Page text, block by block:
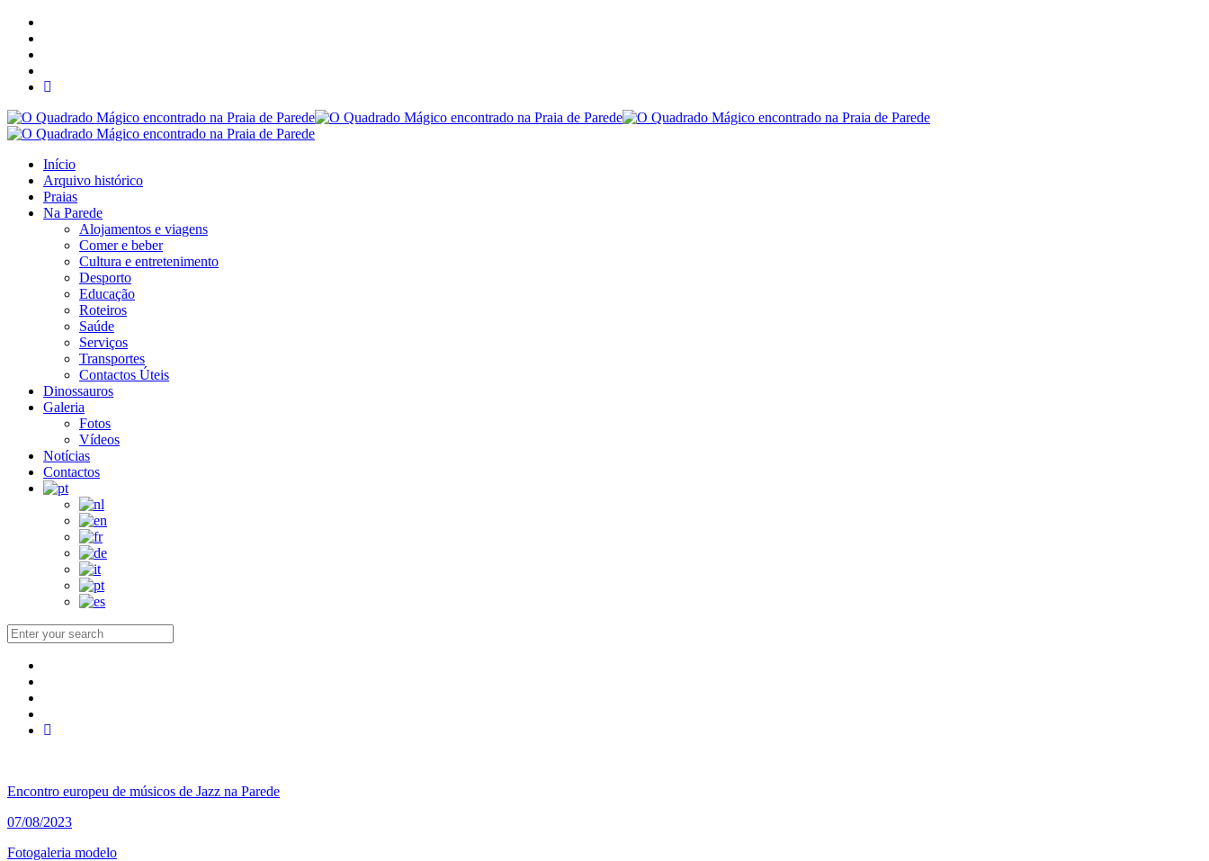
Início
Arquivo histórico
Praias
Na Parede
Alojamentos e viagens
Comer e beber
Cultura e entretenimento
Desporto
Educação
Roteiros
Saúde
Serviços
Transportes
Contactos Úteis
Dinossauros
Galeria
Fotos
Vídeos
Notícias
Contactos
Encontro europeu de músicos de Jazz na Parede
07/08/2023
Fotogaleria modelo